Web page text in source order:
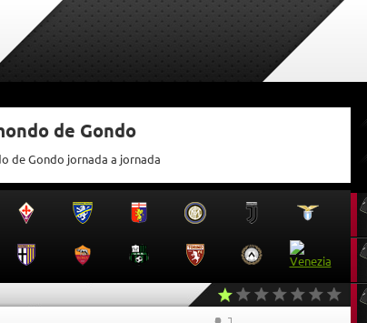
de Gondo
de Gondo jornada a jornada